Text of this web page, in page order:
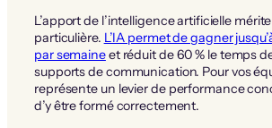
L’apport de l’intelligence artificielle
particulière. L’IA permet de gagner
par semaineet réduit de 60 % le temps
supports de communication. Pour vos
représente un levier de performance
d’y être formé correctement.